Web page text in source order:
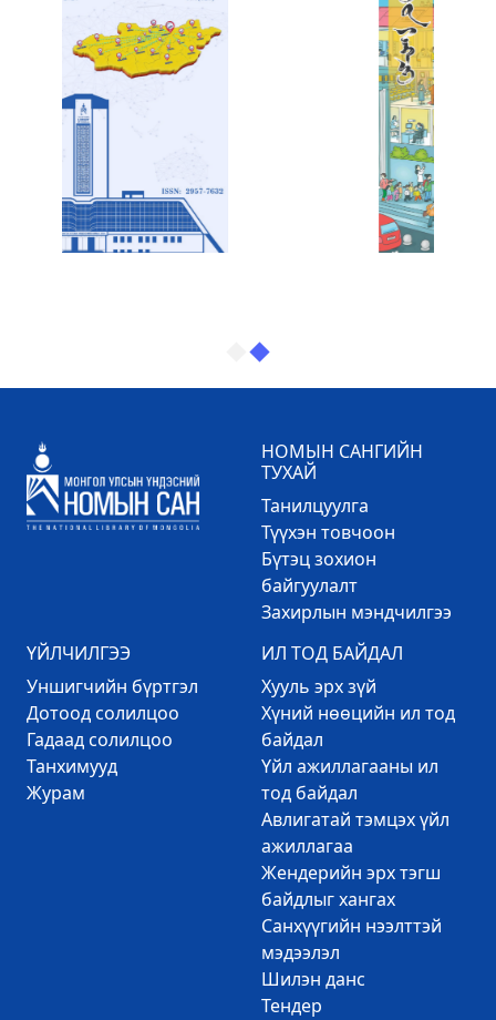
НОМЫН САНГИЙН
ТУХАЙ
Танилцуулга
Түүхэн товчоон
Бүтэц зохион
байгуулалт
Захирлын мэндчилгээ
ҮЙЛЧИЛГЭЭ
Уншигчийн бүртгэл
Дотоод солилцоо
Гадаад солилцоо
Танхимууд
Журам
ИЛ ТОД БАЙДАЛ
Хууль эрх зүй
Хүний нөөцийн ил тод
байдал
Үйл ажиллагааны ил
тод байдал
Авлигатай тэмцэх үйл
ажиллагаа
Жендерийн эрх тэгш
байдлыг хангах
Санхүүгийн нээлттэй
мэдээлэл
Шилэн данс
Тендер